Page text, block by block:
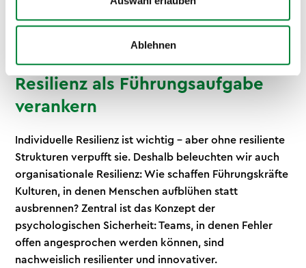
Ablehnen
Resilienz als Führungsaufgabe
verankern
Individuelle Resilienz ist wichtig – aber ohne resiliente
Strukturen verpufft sie. Deshalb beleuchten wir auch
organisationale Resilienz: Wie schaffen Führungskräfte
Kulturen, in denen Menschen aufblühen statt
ausbrennen? Zentral ist das Konzept der
psychologischen Sicherheit: Teams, in denen Fehler
offen angesprochen werden können, sind
nachweislich resilienter und innovativer.